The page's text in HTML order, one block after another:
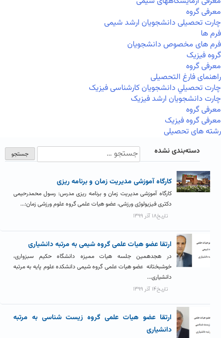
معرفی گروه
چارت تحصیلی دانشجویان ارشد شیمی
فرم ها
فرم های مخصوص دانشجویان
گروه فیزیک
معرفی گروه
راهنمای فارغ التحصیلی
چارت تحصيلي دانشجویان کارشناسی فیزیک
چارت دانشجویان ارشد فیزیک
معرفی گروه
معرفی گروه فیزیک
رشته های تحصیلی
دسته‌بندی نشده
کارگاه آموزشی مدیریت زمان و برنامه ریزی
کارگاه آموزشی مدیریت زمان و برنامه ریزی مدرس: رسول محمدرحیمی
دکتری فیزیولوژی ورزشی، عضو هیات علمی گروه علوم ورزشی زمان:...
تاریخ۱۸ آذر ۱۳۹۹
ارتقا عضو هیات علمی گروه شیمی به مرتبه دانشیاری
در هجدهمین جلسه هیات ممیزه دانشگاه حکیم سبزواری،
خوشبختانه عضو هیات علمی گروه شیمی دانشکده علوم پایه به مرتبه
دانشیاری...
تاریخ۱۴ آذر ۱۳۹۹
ارتقا عضو هیات علمی گروه زیست شناسی به مرتبه
دانشیاری